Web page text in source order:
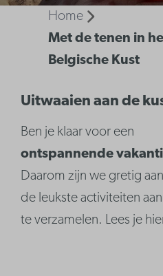
Home
Met de tenen in
Belgische Kust
Uitwaaien aan de
Ben je klaar voor een
ontspannende
Daarom zijn we gretig
de leukste activiteiten
te verzamelen. Lees je